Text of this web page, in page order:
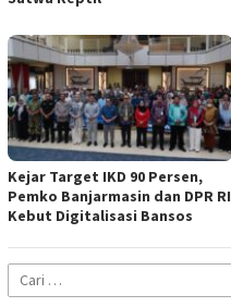
Kejar Target IKD 90 Persen,
Pemko Banjarmasin dan DPR RI
Kebut Digitalisasi Bansos
Cari
untuk: